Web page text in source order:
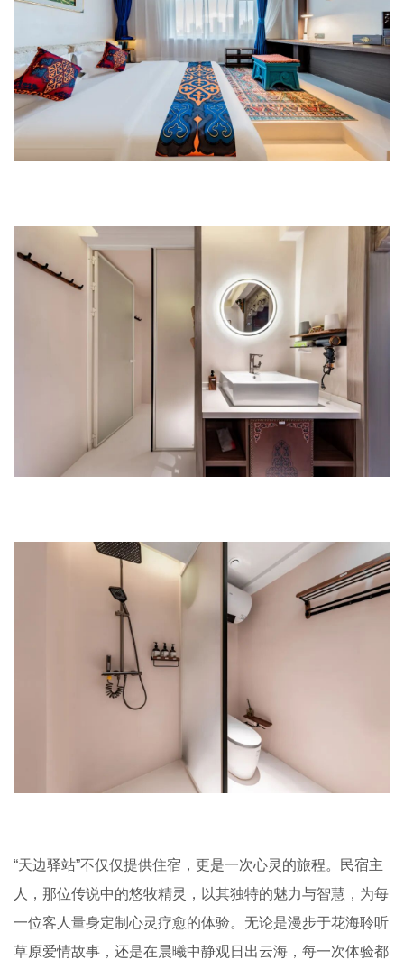
“天边驿站”不仅仅提供住宿，更是一次心灵的旅程。民宿主
人，那位传说中的悠牧精灵，以其独特的魅力与智慧，为每
一位客人量身定制心灵疗愈的体验。无论是漫步于花海聆听
草原爱情故事，还是在晨曦中静观日出云海，每一次体验都